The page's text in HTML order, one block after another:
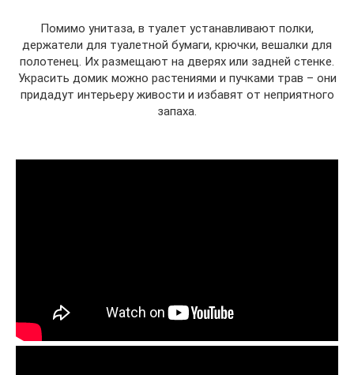
Помимо унитаза, в туалет устанавливают полки,
держатели для туалетной бумаги, крючки, вешалки для
полотенец. Их размещают на дверях или задней стенке.
Украсить домик можно растениями и пучками трав – они
придадут интерьеру живости и избавят от неприятного
запаха.